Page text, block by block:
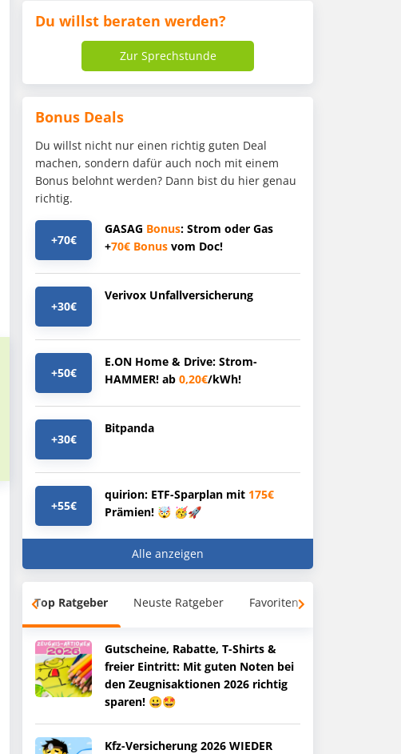
Du willst beraten werden?
Zur Sprechstunde
Bonus Deals
Du willst nicht nur einen richtig guten Deal
machen, sondern dafür auch noch mit einem
Bonus belohnt werden? Dann bist du hier genau
richtig.
+70€
GASAG Bonus: Strom oder Gas
+70€ Bonus vom Doc!
+30€
Verivox Unfallversicherung
+50€
E.ON Home & Drive: Strom-
HAMMER! ab 0,20€/kWh!
+30€
Bitpanda
+55€
quirion: ETF-Sparplan mit 175€
Prämien! 🤯 🥳🚀
Alle anzeigen
Top Ratgeber Neuste Ratgeber Favoriten
Gutscheine, Rabatte, T-Shirts &
freier Eintritt: Mit guten Noten bei
den Zeugnisaktionen 2026 richtig
sparen! 😀🤩
Kfz-Versicherung 2026 WIEDER